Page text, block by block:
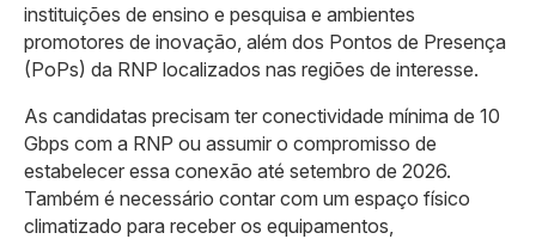
instituições de ensino e pesquisa e ambientes
promotores de inovação, além dos Pontos de Presença
(PoPs) da RNP localizados nas regiões de interesse.
As candidatas precisam ter conectividade mínima de 10
Gbps com a RNP ou assumir o compromisso de
estabelecer essa conexão até setembro de 2026.
Também é necessário contar com um espaço físico
climatizado para receber os equipamentos,